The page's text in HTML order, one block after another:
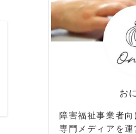
お
障害福祉事業者
専門メディアを運